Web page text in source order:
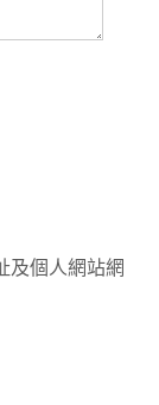
及個人網站網